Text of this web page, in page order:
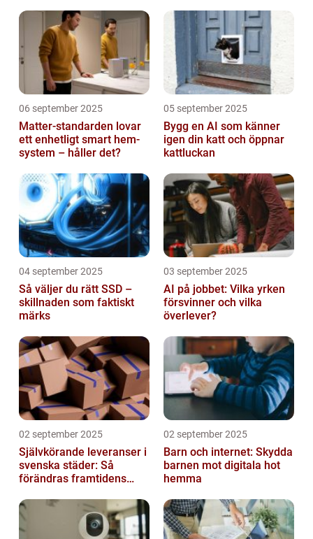
06 september 2025
Matter-standarden lovar
ett enhetligt smart hem-
system – håller det?
05 september 2025
Bygg en AI som känner
igen din katt och öppnar
kattluckan
04 september 2025
Så väljer du rätt SSD –
skillnaden som faktiskt
märks
03 september 2025
AI på jobbet: Vilka yrken
försvinner och vilka
överlever?
02 september 2025
Självkörande leveranser i
svenska städer: Så
förändras framtidens
02 september 2025
Barn och internet: Skydda
barnen mot digitala hot
hemma